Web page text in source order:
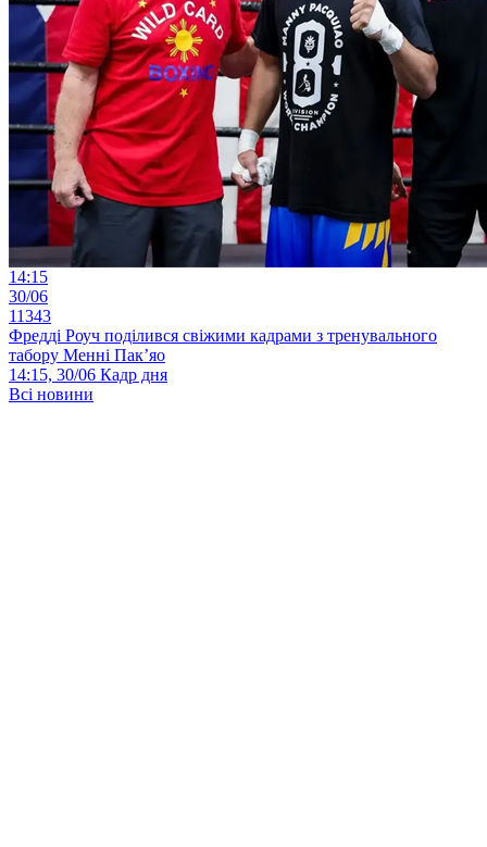
14:15
30/06
11343
Фредді Роуч поділився свіжими кадрами з тренувального
табору Менні Пак’яо
14:15, 30/06 Кадр дня
Всі новини